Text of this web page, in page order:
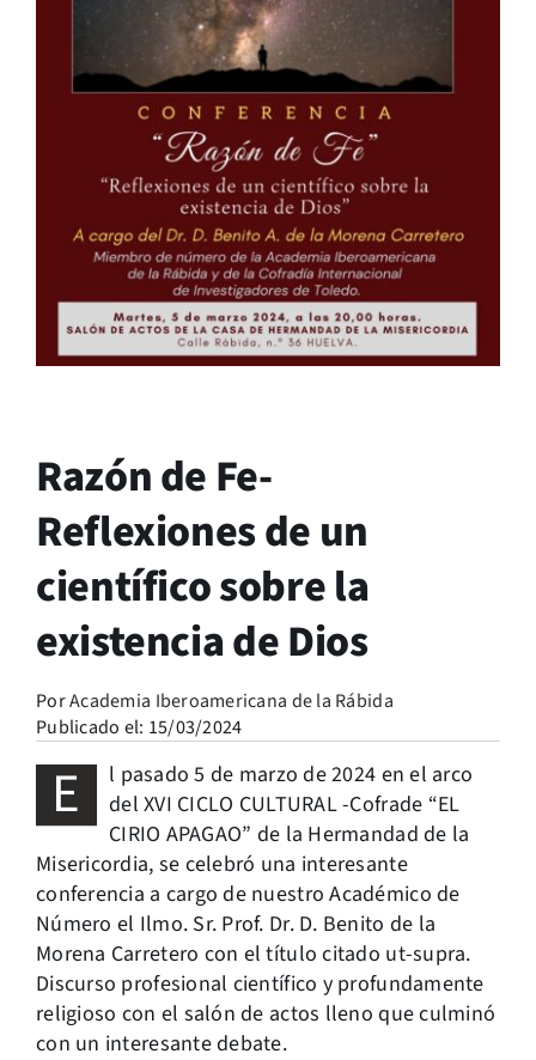
Razón de Fe-
Reflexiones de un
científico sobre la
existencia de Dios
PorAcademia Iberoamericana de la Rábida
Publicado el: 15/03/2024
E
l pasado 5 de marzo de 2024 en el arco
del XVI CICLO CULTURAL -Cofrade “EL
CIRIO APAGAO” de la Hermandad de la
Misericordia, se celebró una interesante
conferencia a cargo de nuestro Académico de
Número el Ilmo. Sr. Prof. Dr. D. Benito de la
Morena Carretero con el título citado ut-supra.
Discurso profesional científico y profundamente
religioso con el salón de actos lleno que culminó
con un interesante debate.